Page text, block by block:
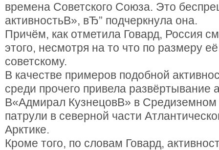
времена Советского Союза. Это
активностьВ», вЂ” подчеркнула она.
Причём, как отметила Говард, Россия
этого, несмотря на то что по размеру
советскому.
В качестве примеров подобной
среди прочего привела развёртывание
В«Адмирал КузнецовВ» в
патрули в северной части
Арктике.
Кроме того, по словам Говард,